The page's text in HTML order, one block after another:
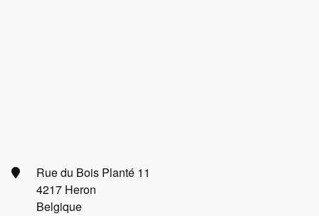
Rue du Bois Planté 11
4217 Heron
Belgique